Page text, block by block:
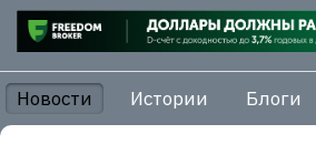
Новости Истории Блоги